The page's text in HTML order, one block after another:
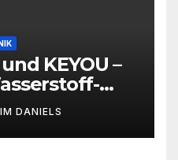
KEYOU –
DANIELS